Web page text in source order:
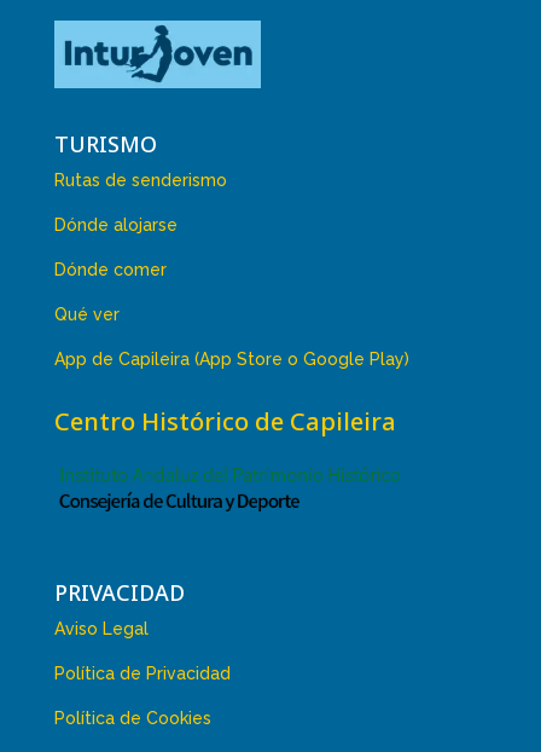
TURISMO
Rutas de senderismo
Dónde alojarse
Dónde comer
Qué ver
App de Capileira (App Store o Google Play)
Centro Histórico de Capileira
PRIVACIDAD
Aviso Legal
Política de Privacidad
Política de Cookies